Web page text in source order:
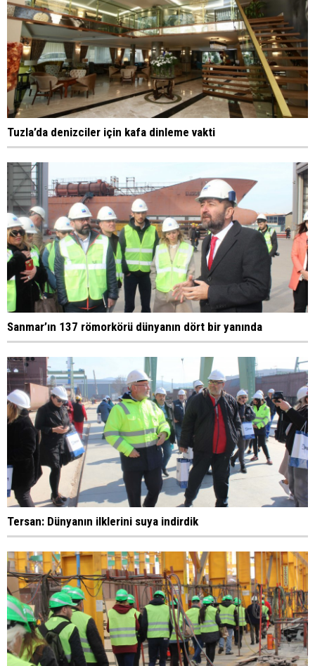
Tuzla’da denizciler için kafa dinleme vakti
Sanmar’ın 137 römorkörü dünyanın dört bir yanında
Tersan: Dünyanın ilklerini suya indirdik